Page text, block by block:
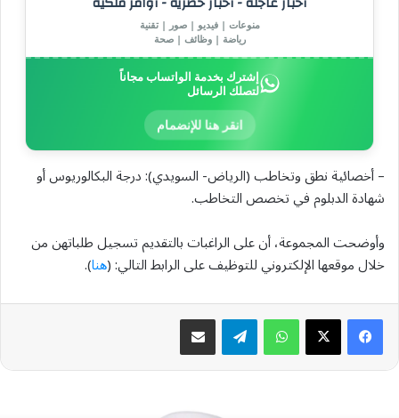
منوعات | فيديو | صور | تقنية
رياضة | وظائف | صحة
إشترك بخدمة الواتساب مجاناً
لتصلك الرسائل
انقر هنا للإنضمام
– أخصائية نطق وتخاطب (الرياض- السويدي): درجة البكالوريوس أو
شهادة الدبلوم في تخصص التخاطب.
وأوضحت المجموعة، أن على الراغبات بالتقديم تسجيل طلباتهن من
خلال موقعها الإلكتروني للتوظيف على الرابط التالي: (هنا).
واتسابتيلقرام مشاركة عبر البريد